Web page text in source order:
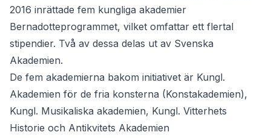
2016 inrättade fem kungliga akademier
Bernadotteprogrammet, vilket omfattar ett flertal
stipendier. Två av dessa delas ut av Svenska
Akademien.
De fem akademierna bakom initiativet är Kungl.
Akademien för de fria konsterna (Konstakademien),
Kungl. Musikaliska akademien, Kungl. Vitterhets
Historie och Antikvitets Akademien